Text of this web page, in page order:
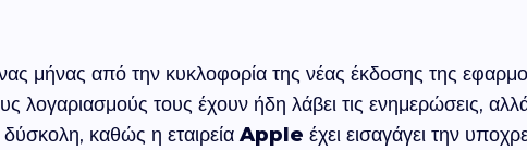
μήνας από την κυκλοφορία της νέας έκδοσης της
λογαριασμούς τους έχουν ήδη λάβει τις ενημερώσεις,
καθώς η εταιρεία Apple έχει εισαγάγει την